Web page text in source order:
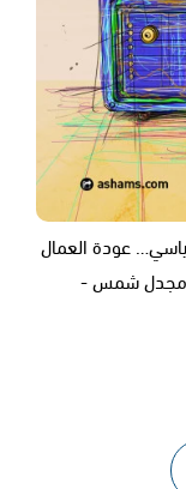
عودة العمال
مجدل شمس -